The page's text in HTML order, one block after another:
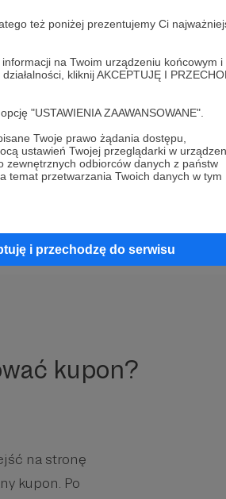
też poniżej prezentujemy Ci
na Twoim urządzeniu końcowym i
kliknij AKCEPTUJĘ I
"USTAWIENIA ZAAWANSOWANE".
Twoje prawo żądania dostępu,
ustawień Twojej przeglądarki w
zewnętrznych odbiorców danych z państw
temat przetwarzania Twoich danych w tym
i przechodzę do serwisu
przelewu.
do swojego znajomego!
kupon?
na stronę
kupon. Po